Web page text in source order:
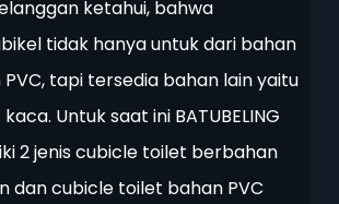
ketahui, bahwa
tidak hanya untuk dari bahan
tapi tersedia bahan lain yaitu
Untuk saat ini BATUBELING
2 jenis cubicle toilet berbahan
dan cubicle toilet bahan PVC